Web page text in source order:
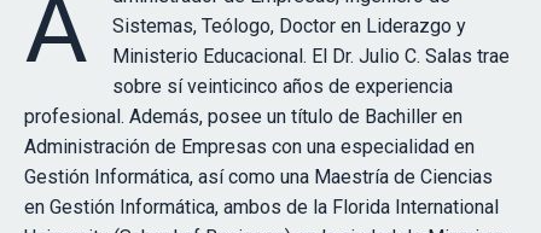
A
Sistemas, Teólogo, Doctor en Liderazgo y
Ministerio Educacional. El Dr. Julio C. Salas trae
sobre sí veinticinco años de experiencia
profesional. Además, posee un título de Bachiller en
Administración de Empresas con una especialidad en
Gestión Informática, así como una Maestría de Ciencias
en Gestión Informática, ambos de la Florida International